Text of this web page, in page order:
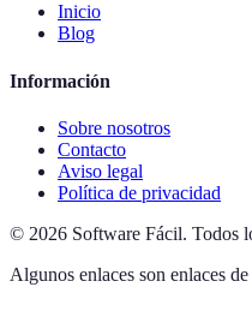
Inicio
Blog
Información
Sobre nosotros
Contacto
Aviso legal
Política de privacidad
© 2026 Software Fácil. Todos
Algunos enlaces son enlaces